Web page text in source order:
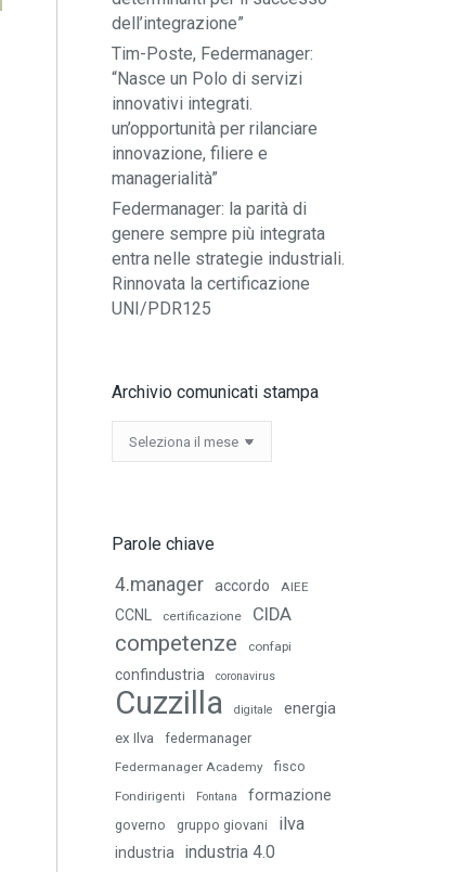
dell’integrazione”
Tim-Poste, Federmanager:
“Nasce un Polo di servizi
innovativi integrati.
un’opportunità per rilanciare
innovazione, filiere e
managerialità”
Federmanager: la parità di
genere sempre più integrata
entra nelle strategie industriali.
Rinnovata la certificazione
UNI/PDR125
Archivio comunicati stampa
Archivio
comunicati
Parole chiave
4.manager accordo AIEE
CCNL certificazione CIDA
competenze confapi
confindustria coronavirus
Cuzzilla digitale energia
ex Ilva federmanager
Federmanager Academy fisco
Fondirigenti Fontana formazione
governo gruppo giovani ilva
industria industria 4.0